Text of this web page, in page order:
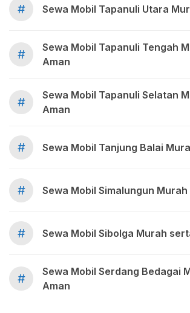
# Sewa Mobil Tapanuli Utara
#
Sewa Mobil Tapanuli Tengah
Aman
#
Sewa Mobil Tapanuli Selatan
Aman
# Sewa Mobil Tanjung Balai
# Sewa Mobil Simalungun
# Sewa Mobil Sibolga Murah
#
Sewa Mobil Serdang Bedagai
Aman